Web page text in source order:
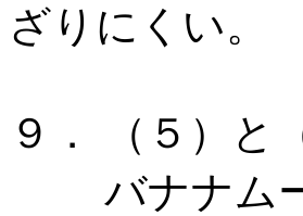
ざりにくい。
９． （５）と
バナナムー